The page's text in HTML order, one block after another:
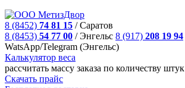
8 (8452) 74 81 15 /Саратов
8 (8453) 54 77 00 /Энгельс 8 (917) 208 19 94
WatsApp/Telegram (Энгельс)
Калькулятор веса
рассчитать массу заказа по количеству штук
Скачать прайс